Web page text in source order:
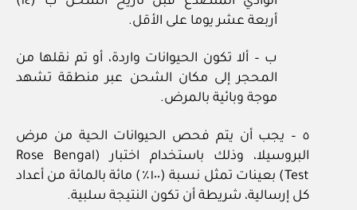
أربعة عشر يوما على الأقل.
ب – ألا تكون الحيوانات واردة، أو تم نقلها من
المحجر إلى مكان الشحن عبر منطقة تشهد
موجة وبائية بالمرض.
٥ – يجب أن يتم فحص الحيوانات الحية من مرض
البروسيلا، وذلك باستخدام اختبار (Rose Bengal
Test) بعينات تمثل نسبة (١٠٠٪) مائة بالمائة من أعداد
كل إرسالية، شريطة أن تكون النتيجة سلبية.